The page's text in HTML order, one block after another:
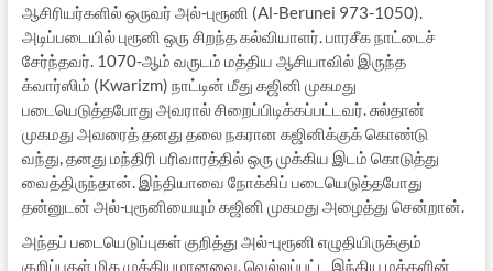
ஆசிரியர்களில் ஒருவர் அல்-புரூனி (Al-Berunei 973-1050).
அடிப்படையில் புரூனி ஒரு சிறந்த கல்வியாளர். பாரசீக நாட்டைச்
சேர்ந்தவர். 1070-ஆம் வருடம் மத்திய ஆசியாவில் இருந்த
க்வார்ஸிம் (Kwarizm) நாட்டின் மீது கஜினி முகமது
படையெடுத்தபோது அவரால் சிறைப்பிடிக்கப்பட்டவர். சுல்தான்
முகமது அவரைத் தனது தலை நகரான கஜினிக்குக் கொண்டு
வந்து, தனது மந்திரி பரிவாரத்தில் ஒரு முக்கிய இடம் கொடுத்து
வைத்திருந்தான். இந்தியாவை நோக்கிப் படையெடுத்தபோது
தன்னுடன் அல்-புரூனியையும் கஜினி முகமது அழைத்து சென்றான்.
அந்தப் படையெடுப்புகள் குறித்து அல்-புரூனி எழுதியிருக்கும்
குறிப்புகள் மிக முக்கியமானவை. வெல்லப்பட்ட இந்திய மக்களின்